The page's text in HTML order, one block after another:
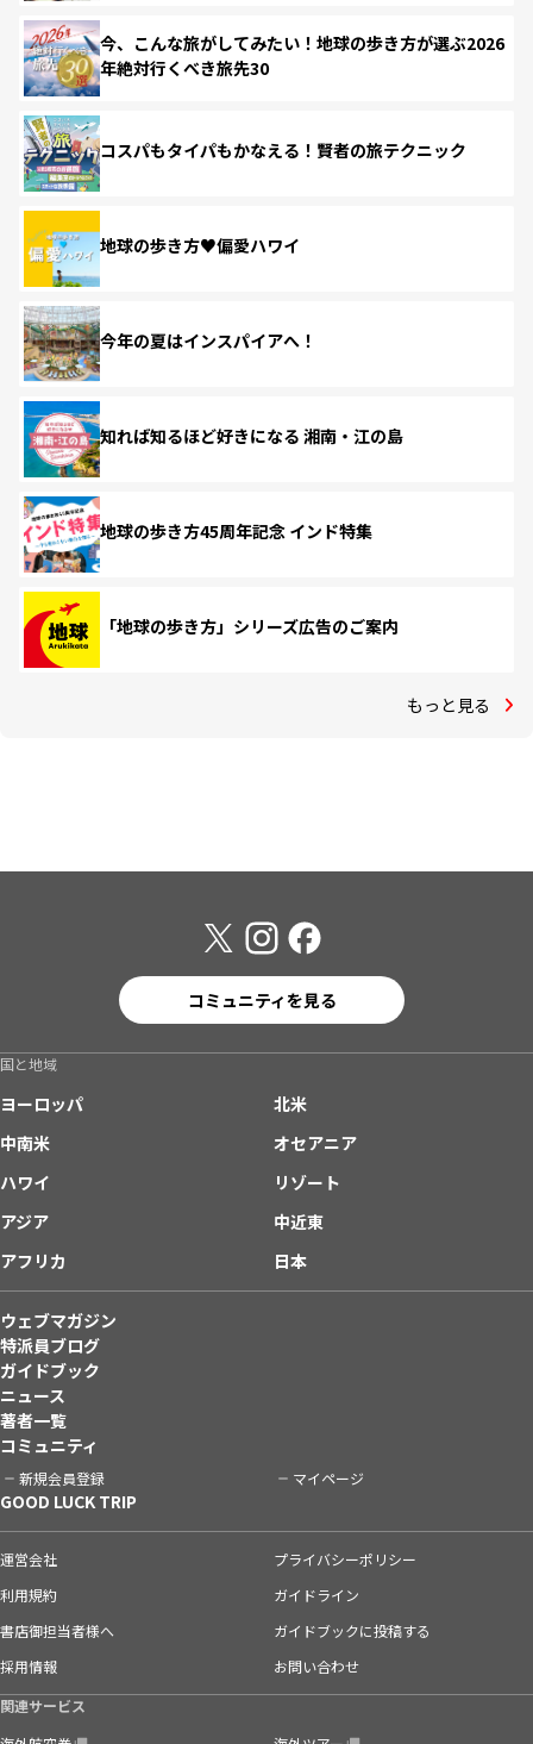
今、こんな旅がしてみたい！地球の歩き方が選ぶ2026
年絶対行くべき旅先30
コスパもタイパもかなえる！賢者の旅テクニック
地球の歩き方♥偏愛ハワイ
今年の夏はインスパイアへ！
知れば知るほど好きになる 湘南・江の島
地球の歩き方45周年記念 インド特集
「地球の歩き方」シリーズ広告のご案内
もっと見る
コミュニティを見る
国と地域
ヨーロッパ
北米
中南米
オセアニア
ハワイ
リゾート
アジア
中近東
アフリカ
日本
ウェブマガジン
特派員ブログ
ガイドブック
ニュース
著者一覧
コミュニティ
新規会員登録 マイページ
GOOD LUCK TRIP
運営会社
プライバシーポリシー
利用規約
ガイドライン
書店御担当者様へ
ガイドブックに投稿する
採用情報
お問い合わせ
関連サービス